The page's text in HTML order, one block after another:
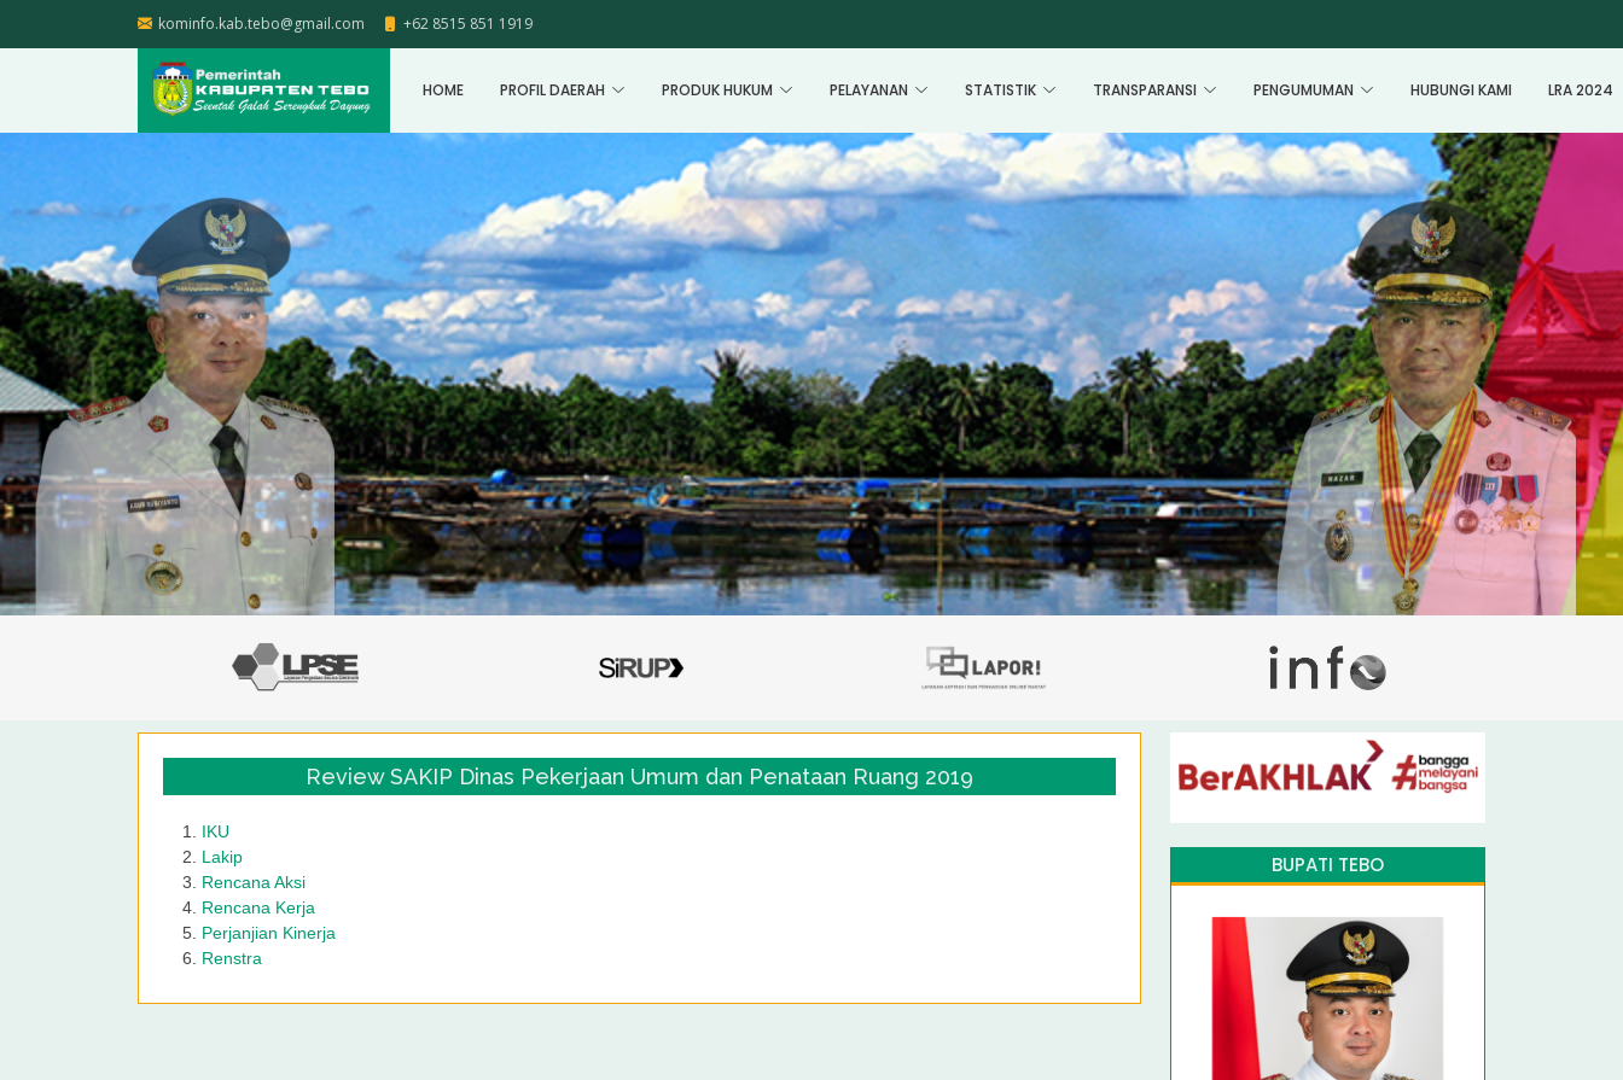
kominfo.kab.tebo@gmail.com +62 8515 851 1919
HOME PROFIL DAERAH PRODUK HUKUM PELAYANAN STATISTIK TRANSPARANSI PENGUMUMAN HUBUNGI KAMI LRA 2024
Review SAKIP Dinas Pekerjaan Umum dan Penataan Ruang 2019
IKU
Lakip
Rencana Aksi
Rencana Kerja
Perjanjian Kinerja
Renstra
BUPATI TEBO